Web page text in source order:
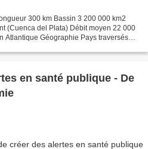
300 km Bassin 3 200 000 km2
(Cuenca del Plata) Débit moyen 22 000
Atlantique Géographie Pays traversés
en santé publique - De